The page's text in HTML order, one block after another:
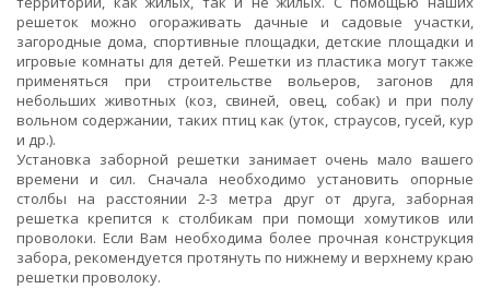
решеток можно огораживать дачные и садовые участки,
загородные дома, спортивные площадки, детские площадки и
игровые комнаты для детей. Решетки из пластика могут также
применяться при строительстве вольеров, загонов для
небольших животных (коз, свиней, овец, собак) и при полу
вольном содержании, таких птиц как (уток, страусов, гусей, кур
и др.).
Установка заборной решетки занимает очень мало вашего
времени и сил. Сначала необходимо установить опорные
столбы на расстоянии 2-3 метра друг от друга, заборная
решетка крепится к столбикам при помощи хомутиков или
проволоки. Если Вам необходима более прочная конструкция
забора, рекомендуется протянуть по нижнему и верхнему краю
решетки проволоку.